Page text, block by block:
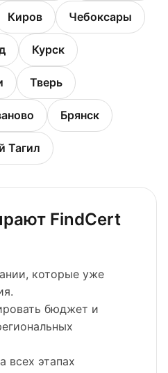
Киров Чебоксары
Курск
Тверь
Брянск
Тагил
FindCert
которые уже
бюджет и
всех этапах